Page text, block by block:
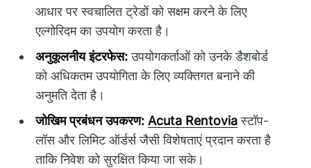
आधार पर स्वचालित ट्रेडों को सक्षम करने के लिए
एल्गोरिदम का उपयोग करता है।
अनुकूलनीय इंटरफेस:उपयोगकर्ताओं को उनके डैशबोर्ड
को अधिकतम उपयोगिता के लिए व्यक्तिगत बनाने की
अनुमति देता है।
जोखिम प्रबंधन उपकरण: Acuta Rentoviaस्टॉप-
लॉस और लिमिट ऑर्डर्स जैसी विशेषताएं प्रदान करता है
ताकि निवेश को सुरक्षित किया जा सके।